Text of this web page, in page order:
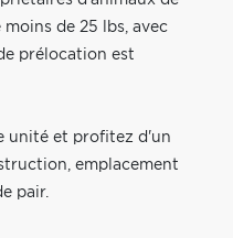
de 25 lbs, avec
prélocation est
unité et profitez d'un
emplacement
pair.